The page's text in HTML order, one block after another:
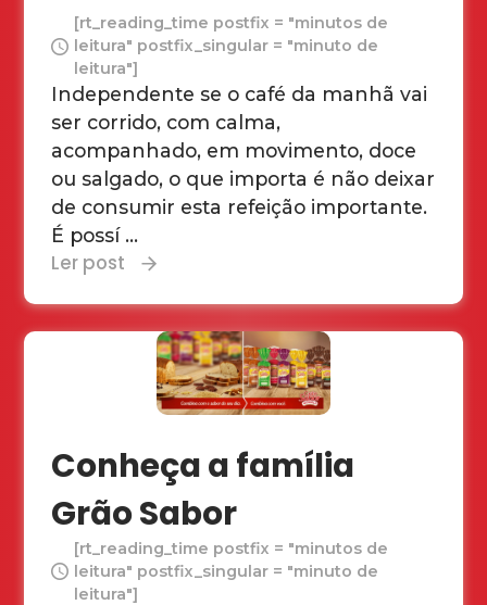
[rt_reading_time postfix = "minutos de
leitura" postfix_singular = "minuto de
leitura"]
Independente se o café da manhã vai
ser corrido, com calma,
acompanhado, em movimento, doce
ou salgado, o que importa é não deixar
de consumir esta refeição importante.
É possí ...
Ler post
Conheça a família
Grão Sabor
[rt_reading_time postfix = "minutos de
leitura" postfix_singular = "minuto de
leitura"]